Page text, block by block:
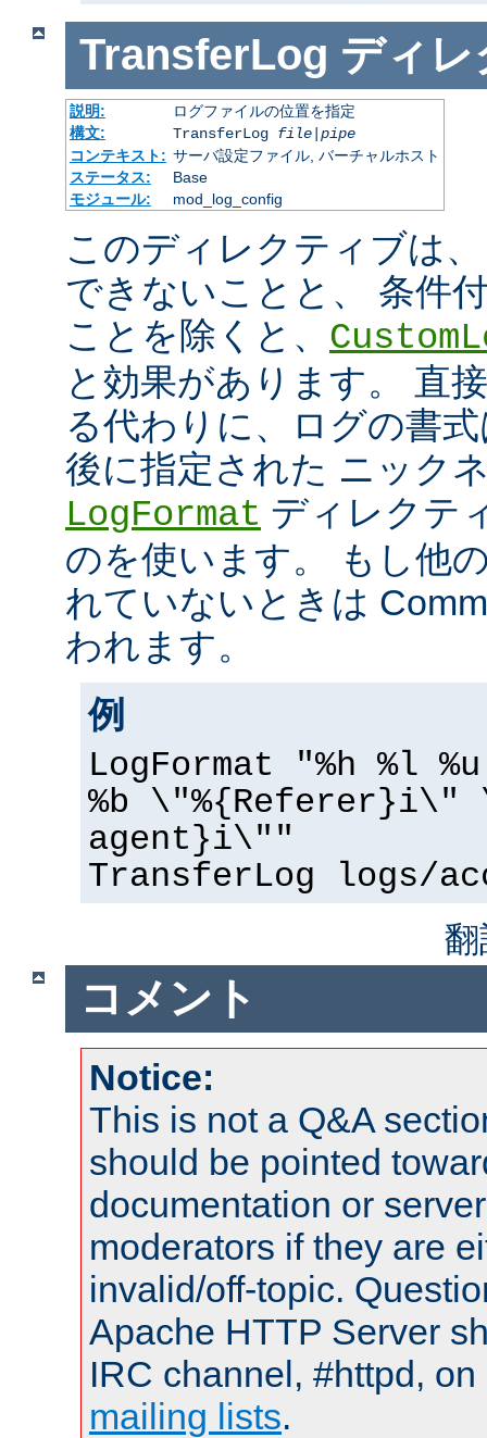
TransferLog ディレ
説明:
ログファイルの位置を指定
構文:
TransferLog file| pipe
コンテキスト: サーバ設定ファイル, バーチャルホスト
ステータス:
Base
モジュール:
mod_log_config
このディレクティブは
できないことと、 条件
ことを除くと、
と効果があります。 直
る代わりに、ログの書
後に指定された ニック
LogFormat ディレクテ
のを使います。 もし他
れていないときは
われます。
例
LogFormat "%h %l
%b \"%{Referer}i\"
agent}i\""
TransferLog logs/
コメント
Notice:
This is not a Q&A
should be pointed
documentation or
moderators if they are
invalid/off-topic.
Apache HTTP Server
IRC channel, #httpd,
mailing lists.